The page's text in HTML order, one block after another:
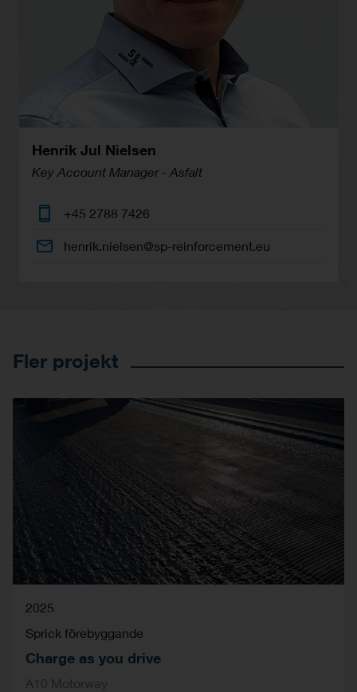
Henrik Jul Nielsen
Key Account Manager - Asfalt
+45 2788 7426
henrik.nielsen@sp-reinforcement.eu
Fler projekt
2025
Sprick förebyggande
Charge as you drive
A10 Motorway